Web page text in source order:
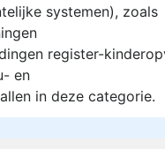
systemen), zoals
register-
en
in deze categorie.